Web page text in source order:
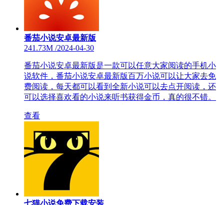
番茄小说安卓最新版
241.73M /2024-04-30
番茄小说安卓最新版是一款可以任意大家阅读的手机小
说软件，番茄小说安卓最新版百万小说可以让大家去免
费阅读，每天都可以看到全新小说可以去点开阅读，还
可以选择喜欢看的小说来听书获得金币，真的很不错。
查看